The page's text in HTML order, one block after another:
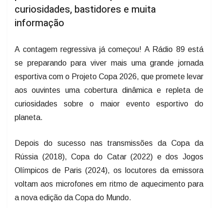
curiosidades, bastidores e muita
informação
A contagem regressiva já começou! A Rádio 89 está
se preparando para viver mais uma grande jornada
esportiva com o Projeto Copa 2026, que promete levar
aos ouvintes uma cobertura dinâmica e repleta de
curiosidades sobre o maior evento esportivo do
planeta.
Depois do sucesso nas transmissões da Copa da
Rússia (2018), Copa do Catar (2022) e dos Jogos
Olímpicos de Paris (2024), os locutores da emissora
voltam aos microfones em ritmo de aquecimento para
a nova edição da Copa do Mundo.